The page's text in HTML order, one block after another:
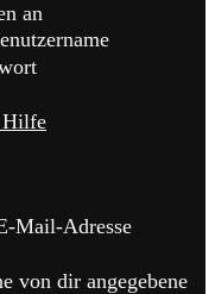
an
Hilfe
Mail-Adresse
von dir angegebene